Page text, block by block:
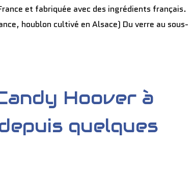
et fabriquée avec des ingrédients français.
houblon cultivé en Alsace) Du verre au sous-
Hoover à
quelques